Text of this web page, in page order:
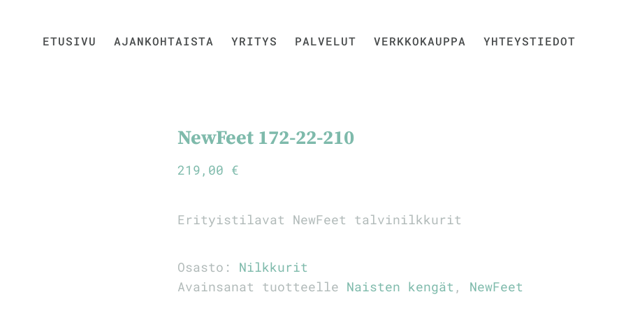
ETUSIVU AJANKOHTAISTA YRITYS PALVELUT VERKKOKAUPPA YHTEYSTIEDOT
NewFeet 172-22-210
219,00 €
Erityistilavat NewFeet talvinilkkurit
Osasto: Nilkkurit
Avainsanat tuotteelle Naisten kengät , NewFeet